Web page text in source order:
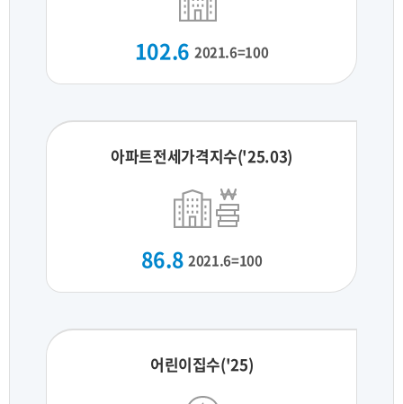
102.6 2021.6=100
아파트전세가격지수('25.03)
86.8 2021.6=100
어린이집수('25)